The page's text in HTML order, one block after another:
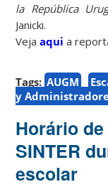
la República
Janicki.
Vejaaquia
Tags: AUGM
y
Horário
SINTER
escolar